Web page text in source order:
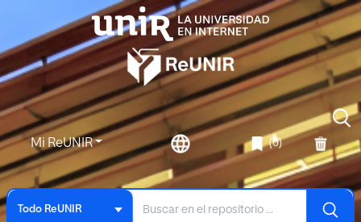
Mi ReUNIR (0)
Todo ReUNIR